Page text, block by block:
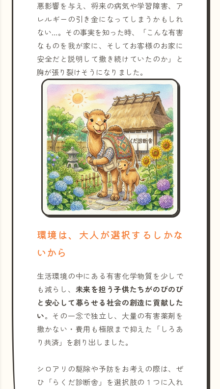
悪影響を与え、将来の病気や学習障害、ア
レルギーの引き金になってしまうかもしれ
ない…。その事実を知った時、「こんな有害
なものを我が家に、そしてお客様のお家に
安全だと説明して撒き続けていたのか」と
胸が張り裂けそうになりました。
環境は、大人が選択するしかな
いから
生活環境の中にある有害化学物質を少しで
も減らし、 未来を担う子供たちがのびのび
と安心して暮らせる社会の創造に貢献した
い。その一念で独立し、大量の有害薬剤を
撒かない・費用も極限まで抑えた「しろあ
り共済」を創り出しました。
シロアリの駆除や予防をお考えの際は、ぜ
ひ「らくだ診断舎」を選択肢の１つに入れ